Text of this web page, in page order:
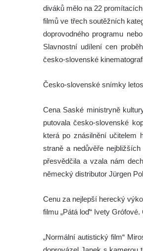
diváků mělo na 22
filmů ve třech soutěžních
doprovodného programu
Slavnostní udílení cen
česko-slovenské
Česko-slovenské snímky
Cena Saské ministryně
putovala česko-slovenské
která po znásilnění učitelem
straně a nedůvěře
přesvědčila a vzala nám
německý distributor Jürgen
Cenu za nejlepší herecký
filmu „Pátá loď“ Ivety
„Normální autistický film“